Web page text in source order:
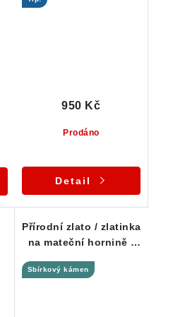
Prodáno
950 Kč
Detail
Přírodní zlato / zlatinka
na mateční hornině -
Sbírkový kámen